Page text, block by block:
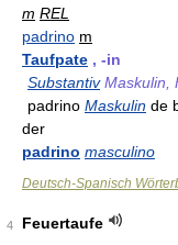
m REL
padrino m
Taufpate , -in
Substantiv Maskulin,
padrino Maskulin de
der
padrino masculino
Deutsch-Spanisch
4
Feuertaufe